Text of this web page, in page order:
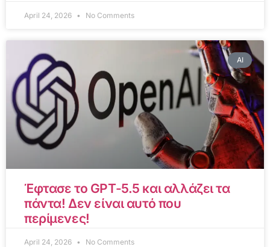
April 24, 2026 No Comments
AI
Έφτασε το GPT-5.5 και αλλάζει τα
πάντα! Δεν είναι αυτό που
περίμενες!
April 24, 2026 No Comments